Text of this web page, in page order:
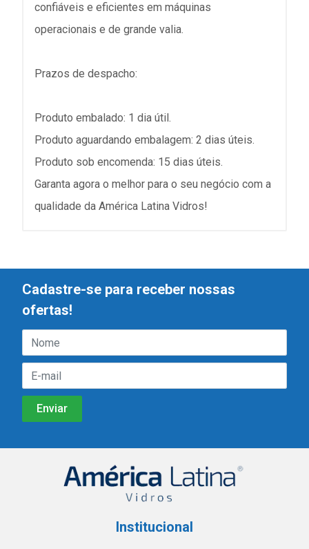
confiáveis e eficientes em máquinas
operacionais e de grande valia.
Prazos de despacho:
Produto embalado: 1 dia útil.
Produto aguardando embalagem: 2 dias úteis.
Produto sob encomenda: 15 dias úteis.
Garanta agora o melhor para o seu negócio com a
qualidade da América Latina Vidros!
Cadastre-se para receber nossas
ofertas!
Institucional